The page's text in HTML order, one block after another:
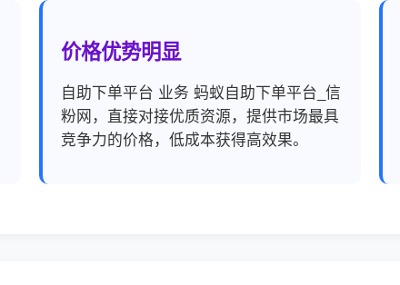
价格优势明显
自助下单平台 业务 蚂蚁自助下单平台_信
粉网，直接对接优质资源，提供市场最具
竞争力的价格，低成本获得高效果。